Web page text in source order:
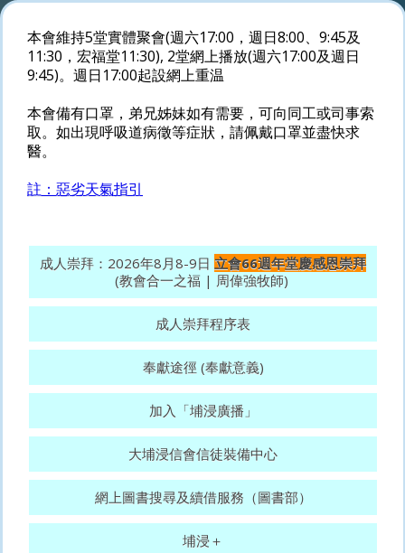
本會維持5堂實體聚會(週六17:00，週日8:00、9:45及
11:30，宏福堂11:30), 2堂網上播放(週六17:00及週日
9:45)。週日17:00起設網上重温
本會備有口罩，弟兄姊妹如有需要，可向同工或司事索
取。如出現呼吸道病徵等症狀，請佩戴口罩並盡快求
醫。
註：惡劣天氣指引
成人崇拜：2026年8月8-9日 立會66週年堂慶感恩崇拜
(教會合一之福 | 周偉強牧師)
成人崇拜程序表
奉獻途徑 (奉獻意義)
加入「埔浸廣播」
大埔浸信會信徒裝備中心
網上圖書搜尋及續借服務（圖書部）
埔浸＋